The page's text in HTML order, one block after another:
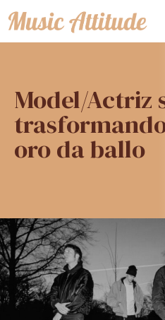
Vai
al
Model/Actriz
oro da ballo